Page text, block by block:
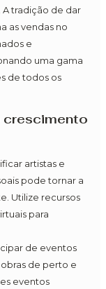
A tradição de dar
as vendas no
e
uma gama
de todos os
crescimento
artistas e
pode tornar a
Utilize recursos
para
de eventos
de perto e
eventos